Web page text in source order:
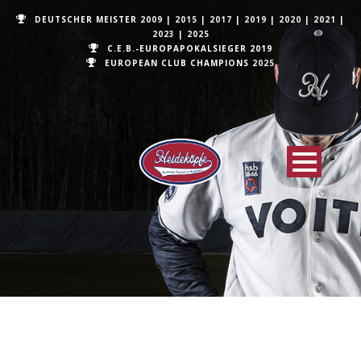
DEUTSCHER MEISTER 2009 | 2015 | 2017 | 2019 | 2020 | 2021 |
2023 | 2025
C.E.B.-EUROPAPOKALSIEGER 2019
EUROPEAN CLUB CHAMPIONS 2025